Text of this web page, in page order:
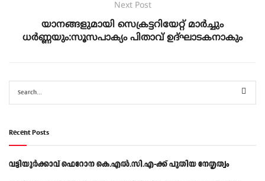
Next Post
യാനങ്ങളുമായി സെക്രട്ടറിയേറ്റ് മാർച്ചും
ധർണ്ണയും:സൂസപാക്യം പിതാവ് ഉദ്ഘാടകനാകും
Recent Posts
വട്ടിയൂർക്കാവ് ഫെറോന കെ.എൽ.സി.എ-ക്ക് പുതിയ നേതൃത്വം